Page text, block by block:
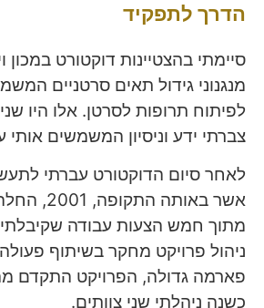
הדרך לתפקיד
סיימתי בהצטיינות דוקטורט
מנגנוני גידול תאים סרטניים
לפיתוח תרופות לסרטן. אלו היו
צברתי ידע וניסיון המשמשים אותי
לאחר סיום הדוקטורט עברתי
אשר באותה
מתוך חמש הצעות עבודה
ניהול פרויקט מחקר בשיתוף
פארמה גדולה, הפרויקט התקדם
כשנה ניהלתי שני צוותים.